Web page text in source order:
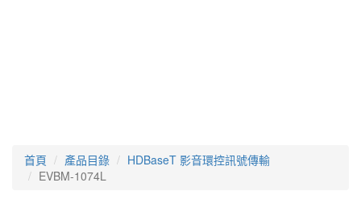
首頁 產品目錄
HDBaseT 影音環控訊號傳輸
EVBM-1074L